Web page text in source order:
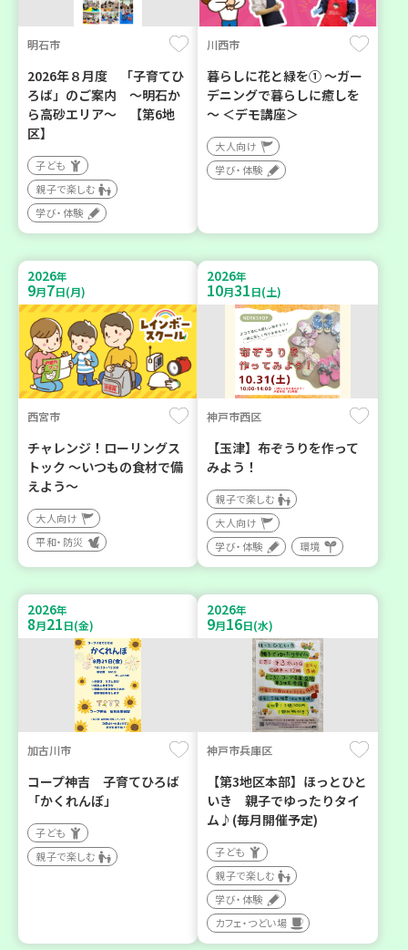
明石市
2026年８月度 「子育てひ
ろば」のご案内 ～明石か
ら高砂エリア～ 【第6地
区】
子ども
親子で楽しむ
学び・体験
川西市
暮らしに花と緑を① ～ガー
デニングで暮らしに癒しを
～ ＜デモ講座＞
大人向け
学び・体験
2026年
9月7日(月)
西宮市
チャレンジ！ローリングス
トック ～いつもの食材で備
えよう～
大人向け
平和・防災
2026年
10月31日(土)
神戸市西区
【玉津】布ぞうりを作って
みよう！
親子で楽しむ
大人向け
学び・体験
環境
2026年
8月21日(金)
加古川市
コープ神吉 子育てひろば
「かくれんぼ」
子ども
親子で楽しむ
2026年
9月16日(水)
神戸市兵庫区
【第3地区本部】ほっとひと
いき 親子でゆったりタイ
ム♪(毎月開催予定)
子ども
親子で楽しむ
学び・体験
カフェ・つどい場